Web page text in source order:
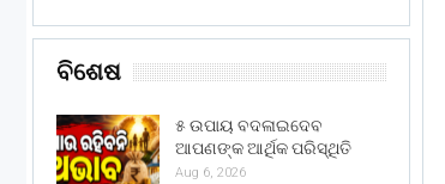
ବିଶେଷ
୫ ଉପାୟ ବଦଳାଇଦେବ
ଆପଣଙ୍କ ଆର୍ଥିକ ପରିସ୍ଥିତି
Aug 6, 2026